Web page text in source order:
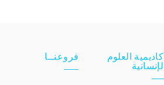
أكاديمية العلوم
الإنسانية
فروعنــا